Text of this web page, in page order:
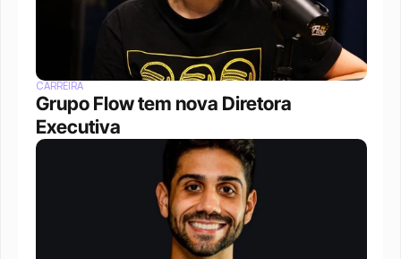
CARREIRA
Grupo Flow tem nova Diretora
Executiva